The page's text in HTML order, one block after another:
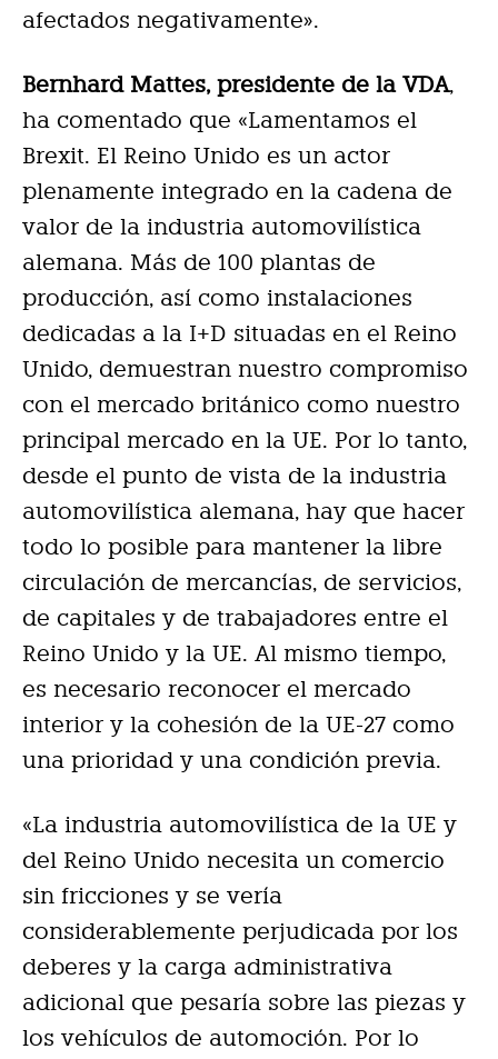
afectados negativamente».
Bernhard Mattes, presidente de la VDA,
ha comentado que «Lamentamos el
Brexit. El Reino Unido es un actor
plenamente integrado en la cadena de
valor de la industria automovilística
alemana. Más de 100 plantas de
producción, así como instalaciones
dedicadas a la I+D situadas en el Reino
Unido, demuestran nuestro compromiso
con el mercado británico como nuestro
principal mercado en la UE. Por lo tanto,
desde el punto de vista de la industria
automovilística alemana, hay que hacer
todo lo posible para mantener la libre
circulación de mercancías, de servicios,
de capitales y de trabajadores entre el
Reino Unido y la UE. Al mismo tiempo,
es necesario reconocer el mercado
interior y la cohesión de la UE-27 como
una prioridad y una condición previa.
«La industria automovilística de la UE y
del Reino Unido necesita un comercio
sin fricciones y se vería
considerablemente perjudicada por los
deberes y la carga administrativa
adicional que pesaría sobre las piezas y
los vehículos de automoción. Por lo